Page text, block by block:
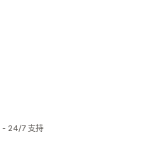
- 24/7 支持